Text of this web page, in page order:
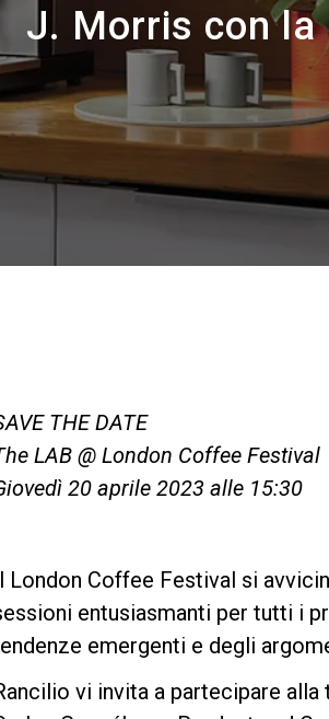
J. Morris con la
THE DATE
LAB @ London Coffee Festival
20 aprile 2023 alle 15:30
London Coffee Festival si
entusiasmanti per tutti i
emergenti e degli
vi invita a partecipare alla